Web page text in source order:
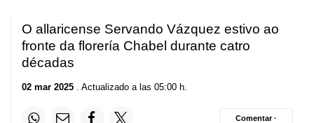
O allaricense Servando Vázquez estivo ao
fronte da florería Chabel durante catro
décadas
02 mar 2025 . Actualizado a las 05:00 h.
Comentar ·